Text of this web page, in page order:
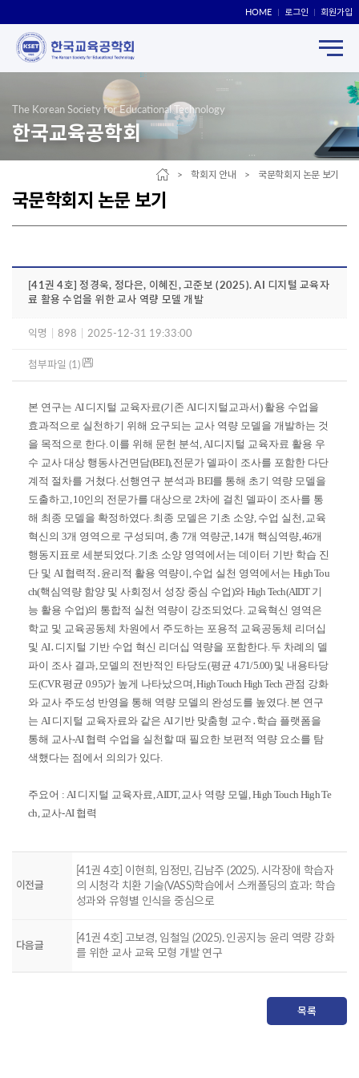
HOME 로그인 회원가입
The Korean Society for Educational Technology
한국교육공학회
국문학회지 논문 보기
> 학회지 안내 > 국문학회지 논문 보기
[41권 4호] 정경욱, 정다은, 이혜진, 고준보 (2025). AI 디지털 교육자
료 활용 수업을 위한 교사 역량 모델 개발
익명 898 2025-12-31 19:33:00
첨부파일 (1)
본 연구는 AI 디지털 교육자료(기존 AI디지털교과서) 활용 수업을
효과적으로 실천하기 위해 요구되는 교사 역량 모델을 개발하는 것
을 목적으로 한다.이를 위해 문헌 분석 , AI디지털 교육자료 활용 우
수 교사 대상 행동사건면담(BEI),전문가 델파이 조사를 포함한 다단
계적 절차를 거쳤다.선행연구 분석과BEI를 통해 초기 역량 모델을
도출하고, 10인의 전문가를 대상으로 2차에 걸친 델파이 조사를 통
해 최종 모델을 확정하였다.최종 모델은 기초 소양, 수업 실천 ,교육
혁신의 3개 영역으로 구성되며 , 총 7개 역량군, 14개 핵심역량, 46개
행동지표로 세분되었다.기초 소양 영역에서는 데이터 기반 학습 진
단 및 AI 협력적 ․ 윤리적 활용 역량이 ,수업 실천 영역에서는High Tou
ch(핵심역량 함양 및 사회정서 성장 중심 수업)와 High Tech(AIDT 기
능 활용 수업)의 통합적 실천 역량이 강조되었다. 교육혁신 영역은
학교 및 교육공동체 차원에서 주도하는 포용적 교육공동체 리더십
및 AI․ 디지털 기반 수업 혁신 리더십 역량을 포함한다.두 차례의 델
파이 조사 결과,모델의 전반적인 타당도(평균 4.71/5.00) 및 내용타당
도(CVR평균 0.95)가 높게 나타났으며 , High Touch High Tech 관점 강화
와 교사 주도성 반영을 통해 역량 모델의 완성도를 높였다.본 연구
는 AI 디지털 교육자료와 같은 AI기반 맞춤형 교수 ․ 학습 플랫폼을
통해 교사-AI 협력 수업을 실천할 때 필요한 보편적 역량 요소를 탐
색했다는 점에서 의의가 있다.
주요어 : AI 디지털 교육자료, AIDT,교사 역량 모델 , High Touch High Te
ch,교사-AI 협력
이전글
[41권 4호] 이현희, 임정민, 김남주 (2025). 시각장애 학습자
의 시청각 치환 기술(VASS)학습에서 스캐폴딩의 효과: 학습
성과와 유형별 인식을 중심으로
다음글
[41권 4호] 고보경, 임철일 (2025). 인공지능 윤리 역량 강화
를 위한 교사 교육 모형 개발 연구
목록